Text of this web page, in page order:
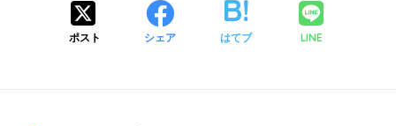
ポスト シェア はてブ LINE